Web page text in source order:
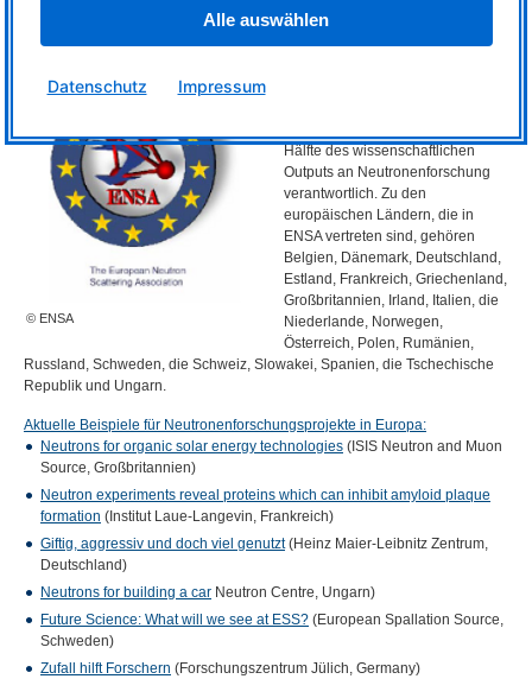
finden sich auf der Webseite des Konsortiums.
© ENSA
Hälfte des wissenschaftlichen
Outputs an Neutronenforschung
verantwortlich. Zu den
europäischen Ländern, die in
ENSAvertreten sind, gehören
Belgien, Dänemark, Deutschland,
Estland, Frankreich, Griechenland,
Großbritannien, Irland, Italien, die
Niederlande, Norwegen,
Österreich, Polen, Rumänien,
Russland, Schweden, die Schweiz, Slowakei, Spanien, die Tschechische
Republik und Ungarn.
Aktuelle Beispiele für Neutronenforschungsprojekte in Europa:
Neutrons for organic solar energy technologies ( ISIS Neutron and Muon
Source, Großbritannien)
Neutron experiments reveal proteins which can inhibit amyloid plaque
formation (Institut Laue-Langevin, Frankreich)
Giftig, aggressiv und doch viel genutzt(Heinz Maier-Leibnitz Zentrum,
Deutschland)
Neutrons for building a car Neutron Centre, Ungarn)
Future Science: What will we see at ESS? (European Spallation Source,
Schweden)
Zufall hilft Forschern (Forschungszentrum Jülich, Germany)
Alle auswählen
Datenschutz Impressum